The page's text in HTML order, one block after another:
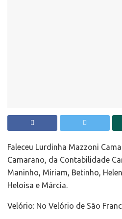
Faleceu Lurdinha Mazzoni
Camarano, da Contabilidade
Maninho, Miriam, Betinho,
Heloisa e Márcia.
Velório: No Velório de São